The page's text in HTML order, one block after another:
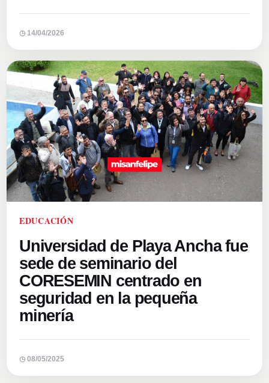
◷ 14/04/2026
EDUCACIÓN
Universidad de Playa Ancha fue
sede de seminario del
CORESEMIN centrado en
seguridad en la pequeña
minería
◷ 08/05/2025